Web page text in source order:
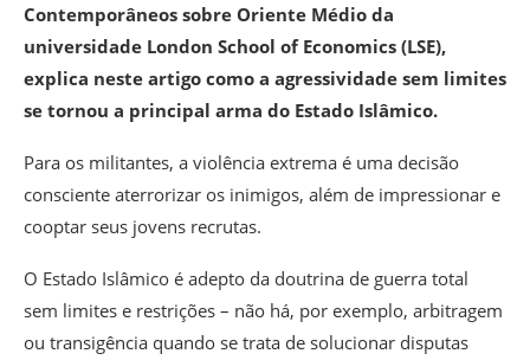
Contemporâneos sobre Oriente Médio da
universidade London School of Economics (LSE),
explica neste artigo como a agressividade sem limites
se tornou a principal arma do Estado Islâmico.
Para os militantes, a violência extrema é uma decisão
consciente aterrorizar os inimigos, além de impressionar e
cooptar seus jovens recrutas.
O Estado Islâmico é adepto da doutrina de guerra total
sem limites e restrições – não há, por exemplo, arbitragem
ou transigência quando se trata de solucionar disputas